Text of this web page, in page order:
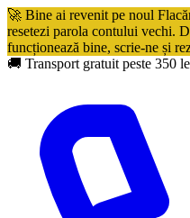
🚀 Bine ai revenit pe noul
resetezi parola contului vechi.
funcționează bine, scrie-ne și
🚚 Transport gratuit peste 350